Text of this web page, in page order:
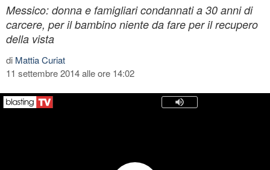
Messico: donna e famigliari condannati a 30 anni di
carcere, per il bambino niente da fare per il recupero
della vista
di Mattia Curiat
11 settembre 2014 alle ore 14:02